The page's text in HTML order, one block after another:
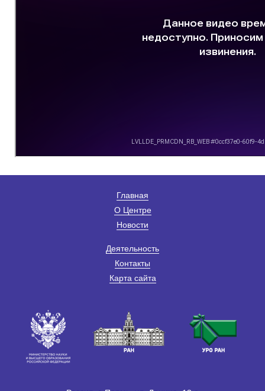
Главная
О Центре
Новости
Деятельность
Контакты
Карта сайта